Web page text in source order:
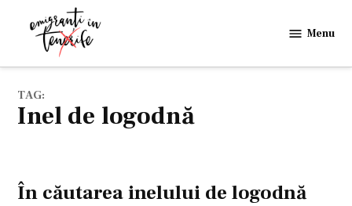
in
Menu
TAG:
inel de logodnă
În căutarea inelului de logodnă